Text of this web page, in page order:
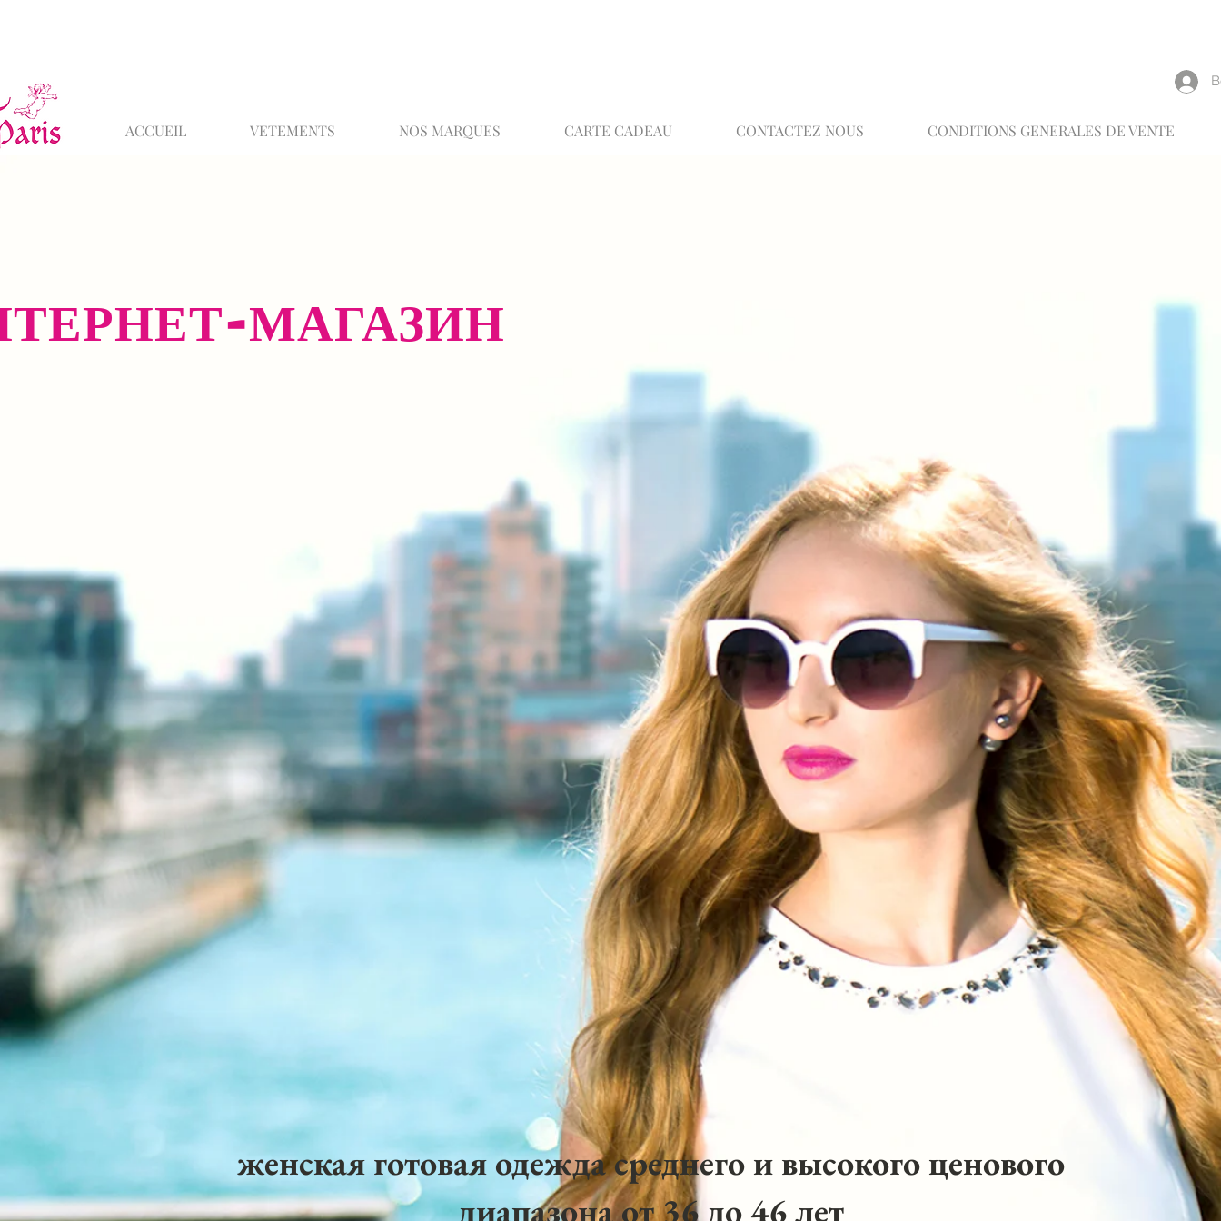
ACCUEIL VETEMENTS NOS MARQUES CARTE CADEAU CONTACTEZ NOUS CONDITIONS GENERALES DE VENTE
МАГАЗИН
женская готовая одежда среднего и высокого ценового
диапазона от 36 до 46 лет